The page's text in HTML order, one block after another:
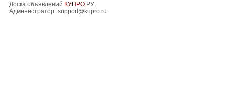
Доска объявлений КУПРО.РУ.
Администратор: support@kupro.ru.